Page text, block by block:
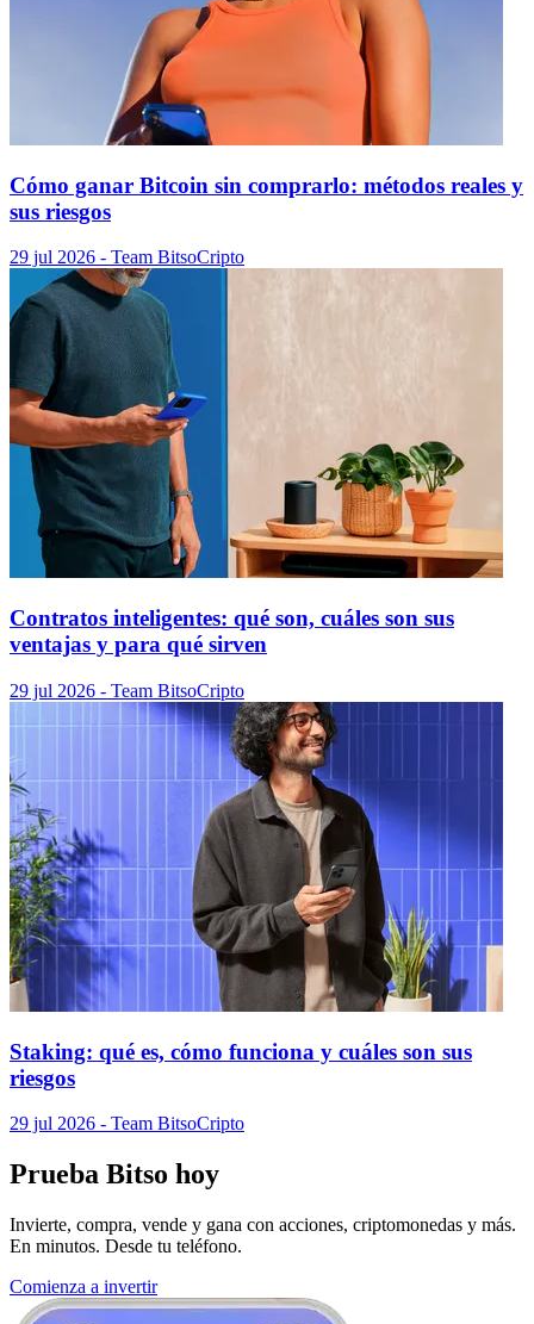
Cómo ganar Bitcoin sin comprarlo: métodos reales y
sus riesgos
29 jul 2026 - Team BitsoCripto
Contratos inteligentes: qué son, cuáles son sus
ventajas y para qué sirven
29 jul 2026 - Team BitsoCripto
Staking: qué es, cómo funciona y cuáles son sus
riesgos
29 jul 2026 - Team BitsoCripto
Prueba Bitso hoy
Invierte, compra, vende y gana con acciones, criptomonedas y más.
En minutos. Desde tu teléfono.
Comienza a invertir